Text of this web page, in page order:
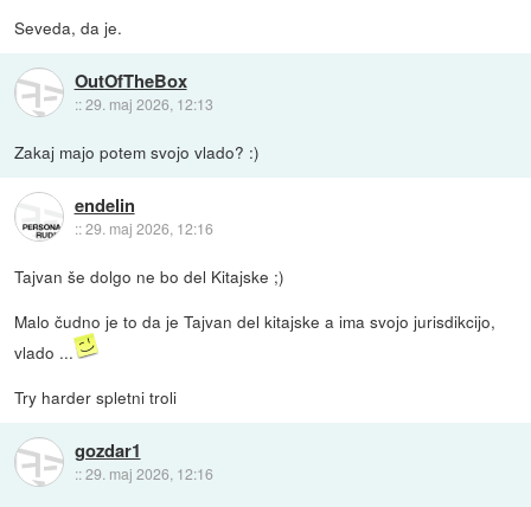
Seveda, da je.
OutOfTheBox
::29. maj 2026, 12:13
Zakaj majo potem svojo vlado? :)
endelin
::29. maj 2026, 12:16
Tajvan še dolgo ne bo del Kitajske ;)
Malo čudno je to da je Tajvan del kitajske a ima svojo jurisdikcijo,
vlado ...
Try harder spletni troli
gozdar1
::29. maj 2026, 12:16